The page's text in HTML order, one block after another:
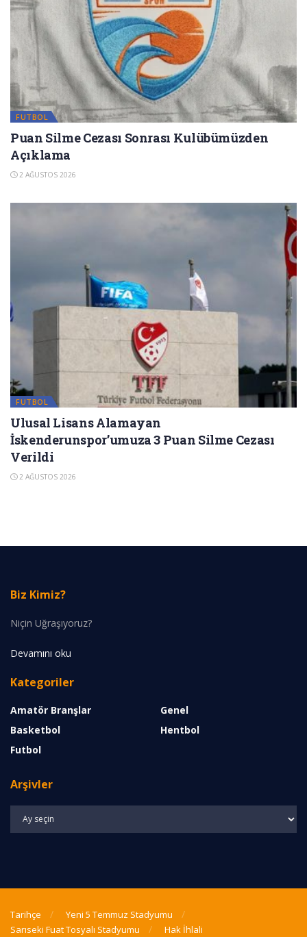
FUTBOL
Puan Silme Cezası Sonrası Kulübümüzden
Açıklama
2 AĞUSTOS 2026
FUTBOL
Ulusal Lisans Alamayan
İskenderunspor’umuza 3 Puan Silme Cezası
Verildi
2 AĞUSTOS 2026
Biz Kimiz?
Niçin Uğraşıyoruz?
Devamını oku
Kategoriler
Amatör Branşlar
Basketbol
Futbol
Genel
Hentbol
Arşivler
Tarihçe
Yeni 5 Temmuz Stadyumu
Sarıseki Fuat Tosyalı Stadyumu
Hak İhlali